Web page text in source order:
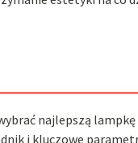
najlepszą lampkę
i kluczowe